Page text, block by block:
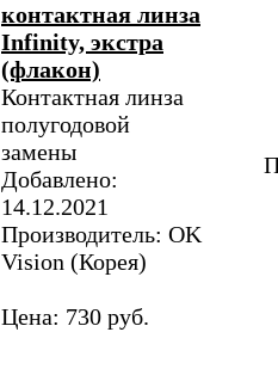
контактная линза
Infinity, экстра
(флакон)
Контактная линза
полугодовой
замены
Добавлено:
14.12.2021
Производитель: OK
Vision (Корея)
Цена: 730 руб.